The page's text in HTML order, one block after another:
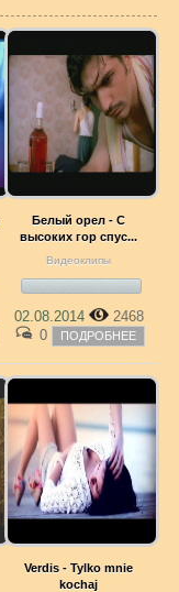
Белый орел - С
высоких гор спус...
Видеоклипы
02.08.2014
2468
0
ПОДРОБНЕЕ
Verdis - Tylko mnie
kochaj